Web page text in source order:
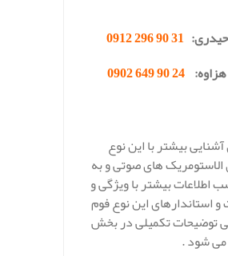
31 90 296 0912
هزاوه:24 90 649 0902
بیشتر با این نوع
الاستومریک های صوتی و به
اطلاعات بیشتر با ویژگی و
استاندارهای این نوع فوم
توضیحات تکمیلی در بخش
می شود .